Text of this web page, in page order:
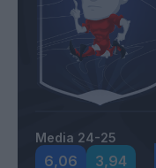
Media 24-25
6,06 3,94